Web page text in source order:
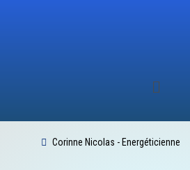
Menu
Corinne Nicolas - Energéticienne